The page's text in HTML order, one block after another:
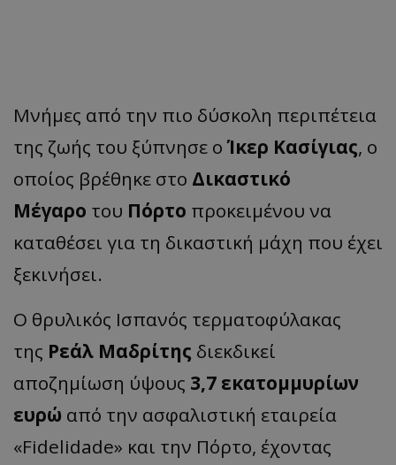
Μνήμες από την πιο δύσκολη περιπέτεια
της ζωής του ξύπνησε οΊκερ Κασίγιας, ο
οποίος βρέθηκε στο Δικαστικό
Μέγαρο του Πόρτο προκειμένου να
καταθέσει για τη δικαστική μάχη που έχει
ξεκινήσει.
Ο θρυλικός Ισπανός τερματοφύλακας
της Ρεάλ Μαδρίτης διεκδικεί
αποζημίωση ύψους 3,7 εκατομμυρίων
ευρώ από την ασφαλιστική εταιρεία
«Fidelidade» και την Πόρτο, έχοντας